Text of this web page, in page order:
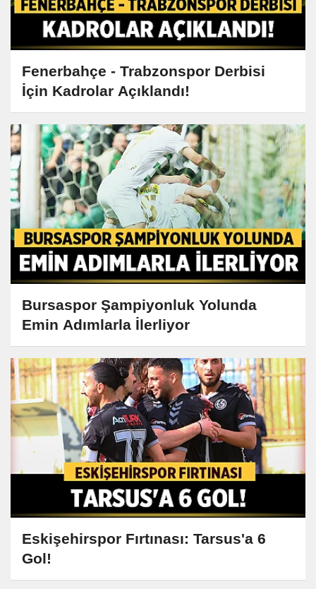
Fenerbahçe - Trabzonspor Derbisi
İçin Kadrolar Açıklandı!
Bursaspor Şampiyonluk Yolunda
Emin Adımlarla İlerliyor
Eskişehirspor Fırtınası: Tarsus'a 6
Gol!